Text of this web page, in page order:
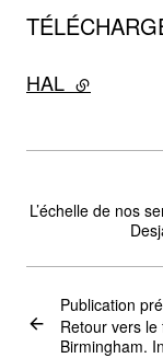
HAL - lien
Publication
Retour vers
Birmingham.
L’échelle de nos